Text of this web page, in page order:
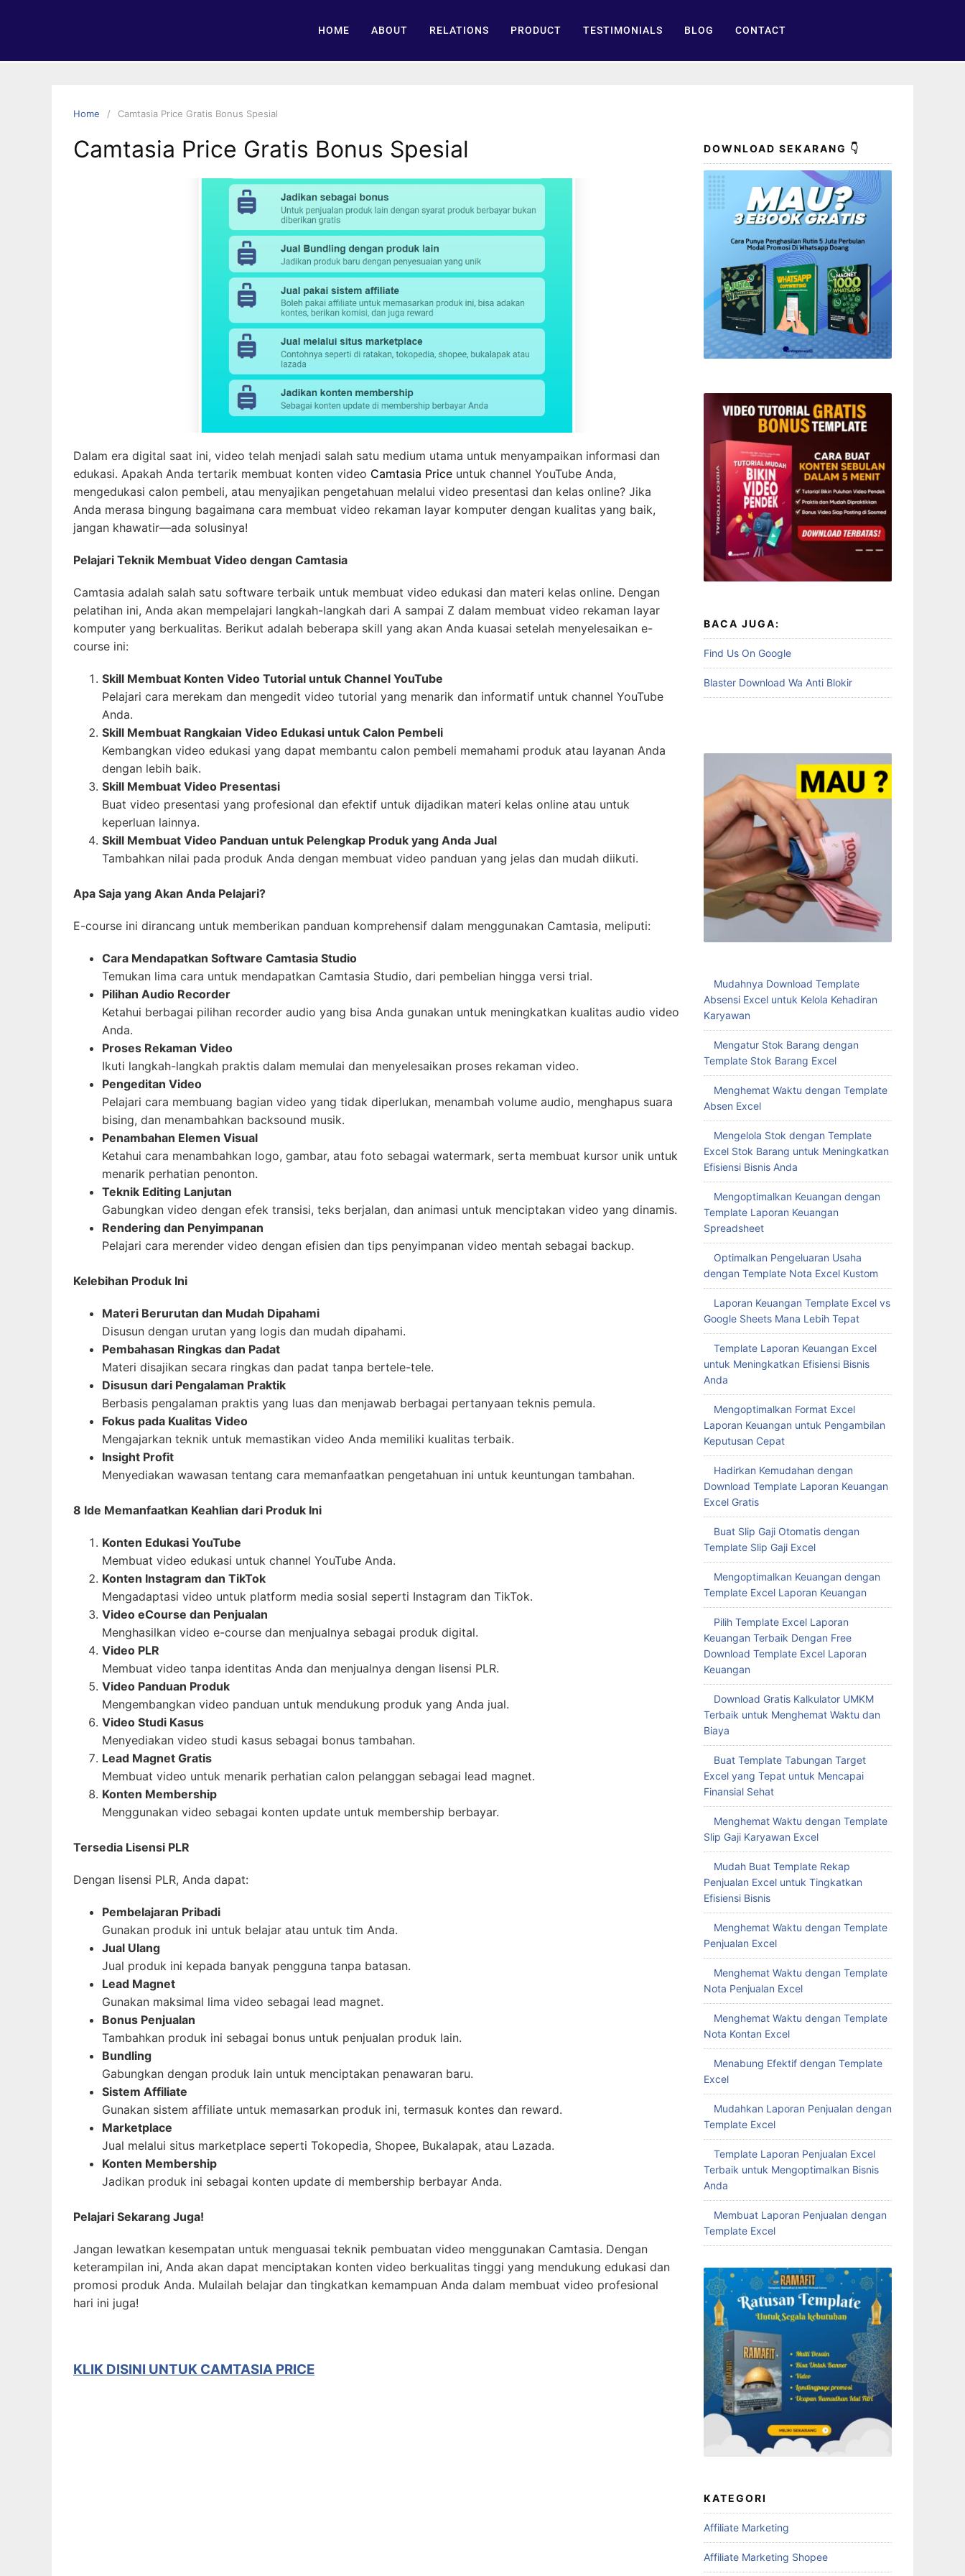
HOME ABOUT RELATIONS PRODUCT TESTIMONIALS BLOG CONTACT
Home Camtasia Price Gratis Bonus Spesial
Camtasia Price Gratis Bonus Spesial
Dalam era digital saat ini, video telah menjadi salah satu medium utama untuk menyampaikan informasi dan
edukasi. Apakah Anda tertarik membuat konten video Camtasia Price untuk channel YouTube Anda,
mengedukasi calon pembeli, atau menyajikan pengetahuan melalui video presentasi dan kelas online? Jika
Anda merasa bingung bagaimana cara membuat video rekaman layar komputer dengan kualitas yang baik,
jangan khawatir—ada solusinya!
Pelajari Teknik Membuat Video dengan Camtasia
Camtasia adalah salah satu software terbaik untuk membuat video edukasi dan materi kelas online. Dengan
pelatihan ini, Anda akan mempelajari langkah-langkah dari A sampai Z dalam membuat video rekaman layar
komputer yang berkualitas. Berikut adalah beberapa skill yang akan Anda kuasai setelah menyelesaikan e-
course ini:
Skill Membuat Konten Video Tutorial untuk Channel YouTube
Pelajari cara merekam dan mengedit video tutorial yang menarik dan informatif untuk channel YouTube
Anda.
Skill Membuat Rangkaian Video Edukasi untuk Calon Pembeli
Kembangkan video edukasi yang dapat membantu calon pembeli memahami produk atau layanan Anda
dengan lebih baik.
Skill Membuat Video Presentasi
Buat video presentasi yang profesional dan efektif untuk dijadikan materi kelas online atau untuk
keperluan lainnya.
Skill Membuat Video Panduan untuk Pelengkap Produk yang Anda Jual
Tambahkan nilai pada produk Anda dengan membuat video panduan yang jelas dan mudah diikuti.
Apa Saja yang Akan Anda Pelajari?
E-course ini dirancang untuk memberikan panduan komprehensif dalam menggunakan Camtasia, meliputi:
Cara Mendapatkan Software Camtasia Studio
Temukan lima cara untuk mendapatkan Camtasia Studio, dari pembelian hingga versi trial.
Pilihan Audio Recorder
Ketahui berbagai pilihan recorder audio yang bisa Anda gunakan untuk meningkatkan kualitas audio video
Anda.
Proses Rekaman Video
Ikuti langkah-langkah praktis dalam memulai dan menyelesaikan proses rekaman video.
Pengeditan Video
Pelajari cara membuang bagian video yang tidak diperlukan, menambah volume audio, menghapus suara
bising, dan menambahkan backsound musik.
Penambahan Elemen Visual
Ketahui cara menambahkan logo, gambar, atau foto sebagai watermark, serta membuat kursor unik untuk
menarik perhatian penonton.
Teknik Editing Lanjutan
Gabungkan video dengan efek transisi, teks berjalan, dan animasi untuk menciptakan video yang dinamis.
Rendering dan Penyimpanan
Pelajari cara merender video dengan efisien dan tips penyimpanan video mentah sebagai backup.
Kelebihan Produk Ini
Materi Berurutan dan Mudah Dipahami
Disusun dengan urutan yang logis dan mudah dipahami.
Pembahasan Ringkas dan Padat
Materi disajikan secara ringkas dan padat tanpa bertele-tele.
Disusun dari Pengalaman Praktik
Berbasis pengalaman praktis yang luas dan menjawab berbagai pertanyaan teknis pemula.
Fokus pada Kualitas Video
Mengajarkan teknik untuk memastikan video Anda memiliki kualitas terbaik.
Insight Profit
Menyediakan wawasan tentang cara memanfaatkan pengetahuan ini untuk keuntungan tambahan.
8 Ide Memanfaatkan Keahlian dari Produk Ini
Konten Edukasi YouTube
Membuat video edukasi untuk channel YouTube Anda.
Konten Instagram dan TikTok
Mengadaptasi video untuk platform media sosial seperti Instagram dan TikTok.
Video eCourse dan Penjualan
Menghasilkan video e-course dan menjualnya sebagai produk digital.
Video PLR
Membuat video tanpa identitas Anda dan menjualnya dengan lisensi PLR.
Video Panduan Produk
Mengembangkan video panduan untuk mendukung produk yang Anda jual.
Video Studi Kasus
Menyediakan video studi kasus sebagai bonus tambahan.
Lead Magnet Gratis
Membuat video untuk menarik perhatian calon pelanggan sebagai lead magnet.
Konten Membership
Menggunakan video sebagai konten update untuk membership berbayar.
Tersedia Lisensi PLR
Dengan lisensi PLR, Anda dapat:
Pembelajaran Pribadi
Gunakan produk ini untuk belajar atau untuk tim Anda.
Jual Ulang
Jual produk ini kepada banyak pengguna tanpa batasan.
Lead Magnet
Gunakan maksimal lima video sebagai lead magnet.
Bonus Penjualan
Tambahkan produk ini sebagai bonus untuk penjualan produk lain.
Bundling
Gabungkan dengan produk lain untuk menciptakan penawaran baru.
Sistem Affiliate
Gunakan sistem affiliate untuk memasarkan produk ini, termasuk kontes dan reward.
Marketplace
Jual melalui situs marketplace seperti Tokopedia, Shopee, Bukalapak, atau Lazada.
Konten Membership
Jadikan produk ini sebagai konten update di membership berbayar Anda.
Pelajari Sekarang Juga!
Jangan lewatkan kesempatan untuk menguasai teknik pembuatan video menggunakan Camtasia. Dengan
keterampilan ini, Anda akan dapat menciptakan konten video berkualitas tinggi yang mendukung edukasi dan
promosi produk Anda. Mulailah belajar dan tingkatkan kemampuan Anda dalam membuat video profesional
hari ini juga!
KLIK DISINI UNTUK CAMTASIA PRICE
DOWNLOAD SEKARANG 👇
BACA JUGA:
Find Us On Google
Blaster Download Wa Anti Blokir
Mudahnya Download Template
Absensi Excel untuk Kelola Kehadiran
Karyawan
Mengatur Stok Barang dengan
Template Stok Barang Excel
Menghemat Waktu dengan Template
Absen Excel
Mengelola Stok dengan Template
Excel Stok Barang untuk Meningkatkan
Efisiensi Bisnis Anda
Mengoptimalkan Keuangan dengan
Template Laporan Keuangan
Spreadsheet
Optimalkan Pengeluaran Usaha
dengan Template Nota Excel Kustom
Laporan Keuangan Template Excel vs
Google Sheets Mana Lebih Tepat
Template Laporan Keuangan Excel
untuk Meningkatkan Efisiensi Bisnis
Anda
Mengoptimalkan Format Excel
Laporan Keuangan untuk Pengambilan
Keputusan Cepat
Hadirkan Kemudahan dengan
Download Template Laporan Keuangan
Excel Gratis
Buat Slip Gaji Otomatis dengan
Template Slip Gaji Excel
Mengoptimalkan Keuangan dengan
Template Excel Laporan Keuangan
Pilih Template Excel Laporan
Keuangan Terbaik Dengan Free
Download Template Excel Laporan
Keuangan
Download Gratis Kalkulator UMKM
Terbaik untuk Menghemat Waktu dan
Biaya
Buat Template Tabungan Target
Excel yang Tepat untuk Mencapai
Finansial Sehat
Menghemat Waktu dengan Template
Slip Gaji Karyawan Excel
Mudah Buat Template Rekap
Penjualan Excel untuk Tingkatkan
Efisiensi Bisnis
Menghemat Waktu dengan Template
Penjualan Excel
Menghemat Waktu dengan Template
Nota Penjualan Excel
Menghemat Waktu dengan Template
Nota Kontan Excel
Menabung Efektif dengan Template
Excel
Mudahkan Laporan Penjualan dengan
Template Excel
Template Laporan Penjualan Excel
Terbaik untuk Mengoptimalkan Bisnis
Anda
Membuat Laporan Penjualan dengan
Template Excel
KATEGORI
Affiliate Marketing
Affiliate Marketing Shopee